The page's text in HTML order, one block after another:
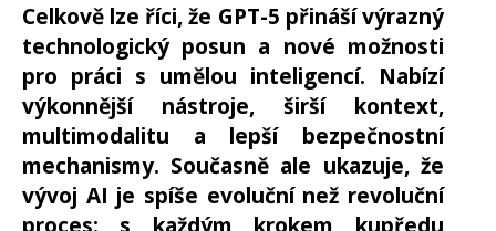
Celkově lze říci, že GPT-5 přináší výrazný
technologický posun a nové možnosti
pro práci s umělou inteligencí. Nabízí
výkonnější nástroje, širší kontext,
multimodalitu a lepší bezpečnostní
mechanismy. Současně ale ukazuje, že
vývoj AI je spíše evoluční než revoluční